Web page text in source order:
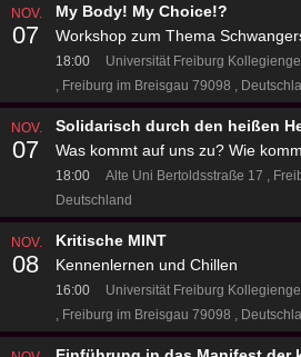
NOV.
07
My Body! My Choice!?
Workshop zum Thema
18:00 Universität Freiburg
Freiburg im Breisgau 79098
NOV.
07
Solidarisch durch den heißen
Was kommt auf uns zu? Wie
18:00 Alte Uni Bertoldsstraße 17
Deutschland
NOV.
08
Kritische MINT
Kennenlernen und Chillen
16:00 Universität Freiburg
Freiburg im Breisgau 79098